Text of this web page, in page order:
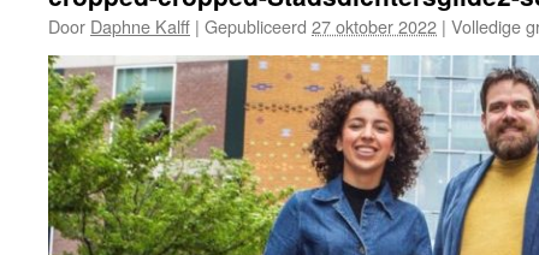
Door Daphne Kalff | Gepubliceerd 27 oktober 2022 | Volledige